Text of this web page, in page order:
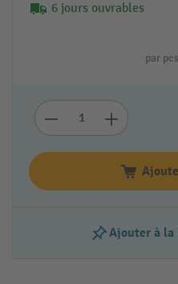
6 jours ouvrables
par
Ajouter à la